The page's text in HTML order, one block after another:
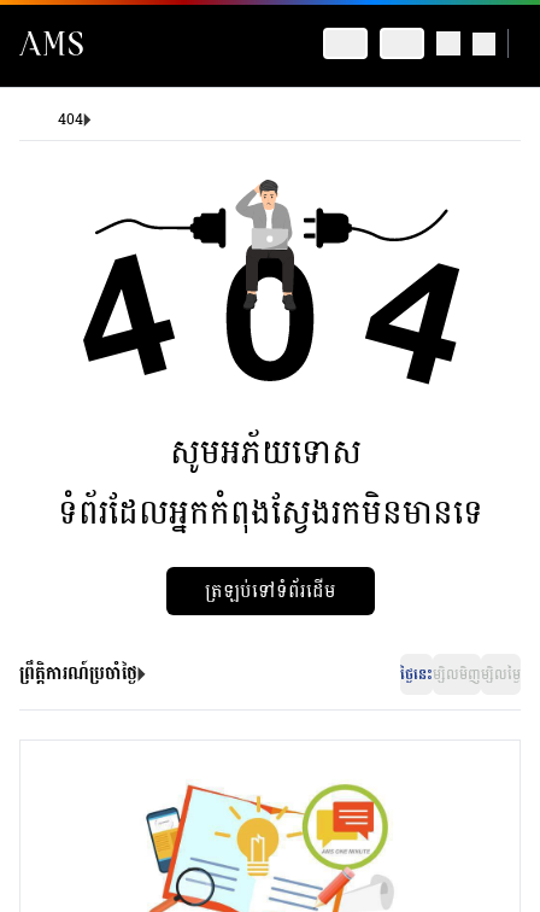
404
សូមអភ័យទោស
ទំព័រដែលអ្នកកំពុងស្វែងរកមិនមានទេ
ត្រឡប់ទៅទំព័រដើម
ព្រឹត្តិការណ៍ប្រចាំថ្ងៃ ថ្ងៃនេះម្សិលមិញម្សិលម្ងៃ